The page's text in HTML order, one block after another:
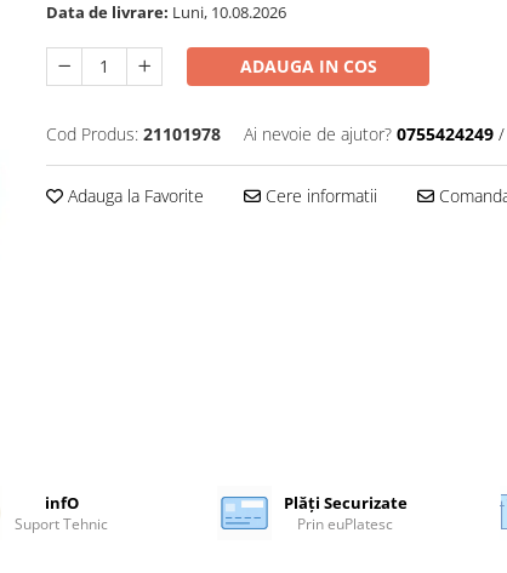
Data de livrare: Luni, 10.08.2026
ADAUGA IN COS
Cod Produs: 21101978 Ai nevoie de ajutor? 0755424249 /
Adauga la Favorite Cere informatii
infO
Suport Tehnic
Plăți Securizate
Prin euPlatesc